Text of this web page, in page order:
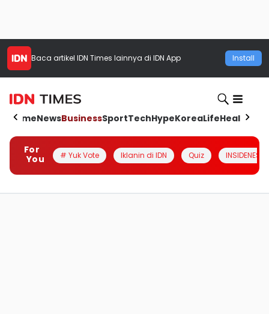
Baca artikel IDN Times lainnya di IDN App Install
HomeNewsBusinessSportTechHypeKoreaLifeHealth
For
You
# Yuk Vote Iklanin di IDN Quiz INSIDENESIA